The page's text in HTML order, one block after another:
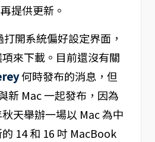
提供更新。
開系統偏好設定界面，
來下載。目前還沒有關
何時發布的消息，但
新 Mac 一起發布，因為
天舉辦一場以 Mac 為中
14 和 16 吋 MacBook